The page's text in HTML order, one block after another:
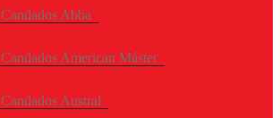
Candados Abba
Candados American Máster
Candados Austral